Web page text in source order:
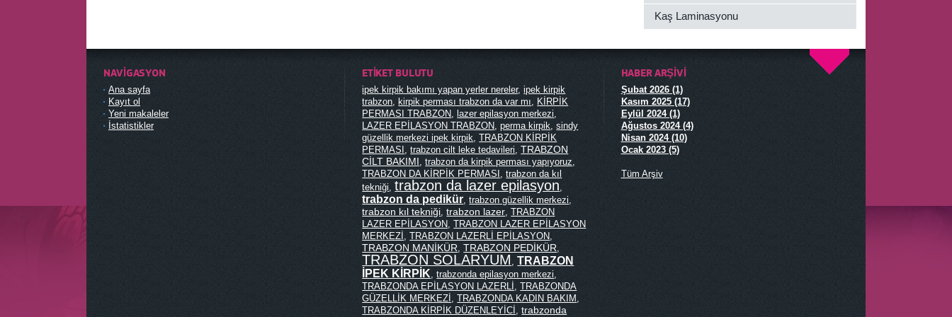
Kaş Laminasyonu
NAVIGASYON
Ana sayfa
Kayıt ol
Yeni makaleler
İstatistikler
ETIKET BULUTU
ipek kirpik bakımı yapan yerler nereler,ipek kirpik
trabzon, kirpik perması trabzon da var mı, KİRPİK
PERMASI TRABZON, lazer epilasyon merkezi,
LAZER EPİLASYON TRABZON,perma kirpik,sindy
güzellik merkezi ipek kirpik,TRABZON KİRPİK
PERMASI ,trabzon cilt leke tedavileri,TRABZON
CİLT BAKIMI,trabzon da kirpik perması yapıyoruz,
TRABZON DA KİRPİK PERMASI ,trabzon da kıl
tekniği,trabzon da lazer epilasyon,
trabzon da pedikür,trabzon güzellik merkezi,
trabzon kıl tekniği,trabzon lazer,TRABZON
LAZER EPİLASYON,TRABZON LAZER EPİLASYON
MERKEZİ ,TRABZON LAZERLİ EPİLASYON,
TRABZON MANİKÜR,TRABZON PEDİKÜR,
TRABZON SOLARYUM , TRABZON
İPEK KİRPİK,trabzonda epilasyon merkezi,
TRABZONDA EPİLASYON LAZERLİ ,TRABZONDA
GÜZELLİK MERKEZİ ,TRABZONDA KADIN BAKIM ,
TRABZONDA KİRPİK DÜZENLEYİCİ ,trabzonda
HABER ARŞIVI
Şubat 2026 (1)
Kasım 2025 (17)
Eylül 2024 (1)
Ağustos 2024 (4)
Nisan 2024 (10)
Ocak 2023 (5)
Tüm Arşiv